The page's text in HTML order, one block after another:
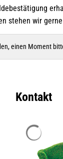
stehen wir
einen Moment
Kontakt